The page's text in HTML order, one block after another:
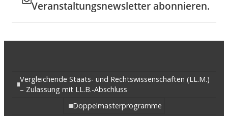
Veranstaltungsnewsletter abonnieren.
Vergleichende Staats- und Rechtswissenschaften (LL.M.)
– Zulassung mit LL.B.-Abschluss
Doppelmasterprogramme